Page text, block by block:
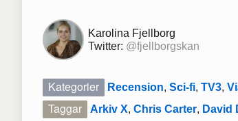
Karolina Fjellborg
Twitter: @fjellborgskan
Kategorier Recension, Sci-fi, TV3,
Taggar Arkiv X, Chris Carter, David